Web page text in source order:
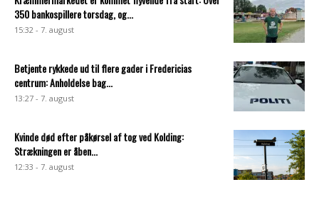
350 bankospillere torsdag, og...
15:32 - 7. august
Betjente rykkede ud til flere gader i Fredericias
centrum: Anholdelse bag...
13:27 - 7. august
Kvinde død efter påkørsel af tog ved Kolding:
Strækningen er åben...
12:33 - 7. august